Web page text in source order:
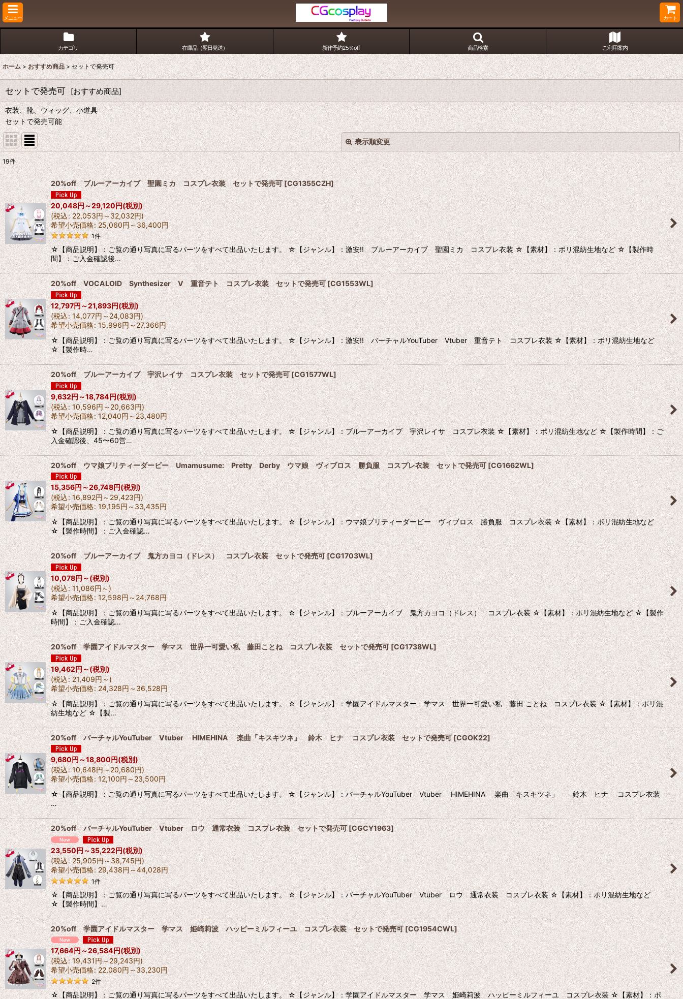
メニュー カート
カテゴリ 在庫品（翌日発送） 新作予約25％off 商品検索 ご利用案内
ホーム > おすすめ商品 > セットで発売可
セットで発売可 [おすすめ商品]
衣装、靴、ウィッグ、小道具
セットで発売可能
表示順変更
表示数:
並び順:
絞り込む
閉じる
19件
20%off ブルーアーカイブ 聖園ミカ コスプレ衣装 セットで発売可[CG1355CZH]
20,048円～29,120円(税別)
(税込: 22,053円～32,032円)
希望小売価格: 25,060円～36,400円
1件
☆【商品説明】：ご覧の通り写真に写るパーツをすべて出品いたします。 ☆【ジャンル】：激安!! ブルーアーカイブ 聖園ミカ コスプレ衣装 ☆【素材】：ポリ混紡生地など ☆【製作時
間】：ご入金確認後…
20%off VOCALOID Synthesizer V 重音テト コスプレ衣装 セットで発売可[CG1553WL]
12,797円～21,893円(税別)
(税込: 14,077円～24,083円)
希望小売価格: 15,996円～27,366円
☆【商品説明】：ご覧の通り写真に写るパーツをすべて出品いたします。 ☆【ジャンル】：激安!! バーチャルYouTuber Vtuber 重音テト コスプレ衣装 ☆【素材】：ポリ混紡生地など
☆【製作時…
20%off ブルーアーカイブ 宇沢レイサ コスプレ衣装 セットで発売可[CG1577WL]
9,632円～18,784円(税別)
(税込: 10,596円～20,663円)
希望小売価格: 12,040円～23,480円
☆【商品説明】：ご覧の通り写真に写るパーツをすべて出品いたします。 ☆【ジャンル】：ブルーアーカイブ 宇沢レイサ コスプレ衣装 ☆【素材】：ポリ混紡生地など ☆【製作時間】：ご
入金確認後、45〜60営…
20%off ウマ娘プリティーダービー Umamusume: Pretty Derby ウマ娘 ヴィブロス 勝負服 コスプレ衣装 セットで発売可[CG1662WL]
15,356円～26,748円(税別)
(税込: 16,892円～29,423円)
希望小売価格: 19,195円～33,435円
☆【商品説明】：ご覧の通り写真に写るパーツをすべて出品いたします。 ☆【ジャンル】：ウマ娘プリティーダービー ヴィブロス 勝負服 コスプレ衣装 ☆【素材】：ポリ混紡生地など
☆【製作時間】：ご入金確認…
20%off ブルーアーカイブ 鬼方カヨコ（ドレス） コスプレ衣装 セットで発売可 [CG1703WL]
10,078円～(税別)
(税込: 11,086円～)
希望小売価格: 12,598円～24,768円
☆【商品説明】：ご覧の通り写真に写るパーツをすべて出品いたします。 ☆【ジャンル】：ブルーアーカイブ 鬼方カヨコ（ドレス） コスプレ衣装 ☆【素材】：ポリ混紡生地など ☆【製作
時間】：ご入金確認…
20%off 学園アイドルマスター 学マス 世界一可愛い私 藤田ことね コスプレ衣装 セットで発売可[CG1738WL]
19,462円～(税別)
(税込: 21,409円～)
希望小売価格: 24,328円～36,528円
☆【商品説明】：ご覧の通り写真に写るパーツをすべて出品いたします。 ☆【ジャンル】：学園アイドルマスター 学マス 世界一可愛い私 藤田 ことね コスプレ衣装 ☆【素材】：ポリ混
紡生地など ☆【製…
20%off バーチャルYouTuber Vtuber HIMEHINA 楽曲「キスキツネ」 鈴木 ヒナ コスプレ衣装 セットで発売可[CGOK22]
9,680円～18,800円(税別)
(税込: 10,648円～20,680円)
希望小売価格: 12,100円～23,500円
☆【商品説明】：ご覧の通り写真に写るパーツをすべて出品いたします。 ☆【ジャンル】：バーチャルYouTuber Vtuber HIMEHINA 楽曲「キスキツネ」 鈴木 ヒナ コスプレ衣装
…
20%off バーチャルYouTuber Vtuber ロウ 通常衣装 コスプレ衣装 セットで発売可[CGCY1963]
23,550円～35,222円(税別)
(税込: 25,905円～38,745円)
希望小売価格: 29,438円～44,028円
1件
☆【商品説明】：ご覧の通り写真に写るパーツをすべて出品いたします。 ☆【ジャンル】：バーチャルYouTuber Vtuber ロウ 通常衣装 コスプレ衣装 ☆【素材】：ポリ混紡生地など
☆【製作時間】…
20%off 学園アイドルマスター 学マス 姫崎莉波 ハッピーミルフィーユ コスプレ衣装 セットで発売可[CG1954CWL]
17,664円～26,584円(税別)
(税込: 19,431円～29,243円)
希望小売価格: 22,080円～33,230円
2件
☆【商品説明】：ご覧の通り写真に写るパーツをすべて出品いたします。 ☆【ジャンル】：学園アイドルマスター 学マス 姫崎莉波 ハッピーミルフィーユ コスプレ衣装 ☆【素材】：ポ